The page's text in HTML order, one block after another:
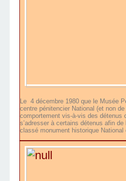
Le 4 décembre 1980 que le Musée
centre pénitencier National (et non
comportement vis-à-vis des détenus
s’adresser à certains détenus afin
classé monument historique